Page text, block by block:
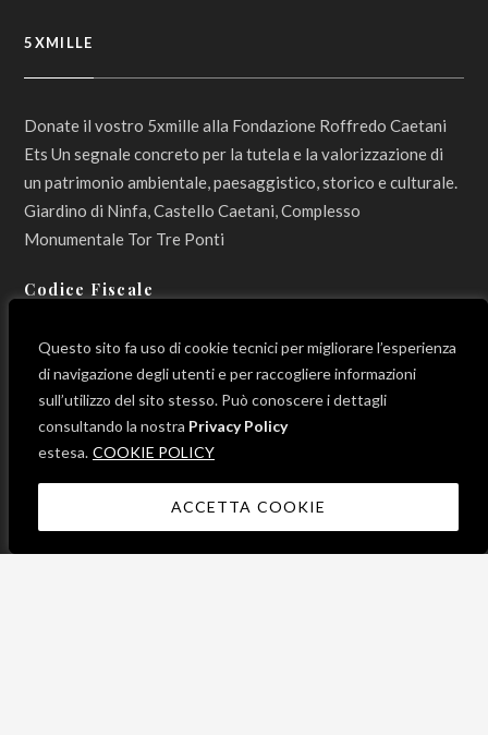
Questo sito fa uso di cookie tecnici per migliorare l’esperienza
di navigazione degli utenti e per raccogliere informazioni
sull’utilizzo del sito stesso. Può conoscere i dettagli
consultando la nostra Privacy Policy
estesa. COOKIE POLICY
ACCETTA COOKIE
5XMILLE
Donate il vostro 5xmille alla Fondazione Roffredo Caetani
Ets Un segnale concreto per la tutela e la valorizzazione di
un patrimonio ambientale, paesaggistico, storico e culturale.
Giardino di Ninfa, Castello Caetani, Complesso
Monumentale Tor Tre Ponti
Codice Fiscale
LINK UTILI
Progetti